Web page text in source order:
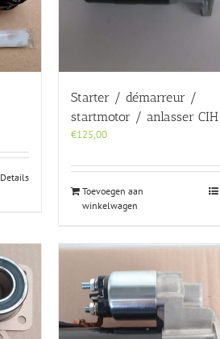
Details
Starter / démarreur /
startmotor / anlasser CIH
€125,00
Toevoegen aan
winkelwagen